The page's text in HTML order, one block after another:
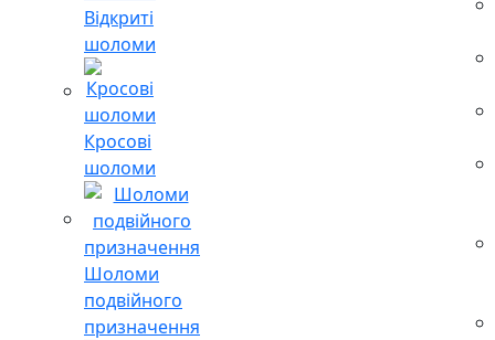
Відкриті
шоломи
Кросові
шоломи
Шоломи
подвійного
призначення